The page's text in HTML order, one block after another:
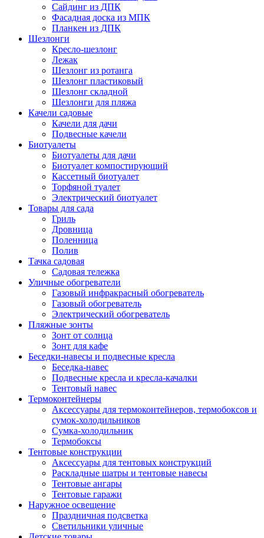
Сайдинг из ДПК
Фасадная доска из МПК
Планкен из ДПК
Шезлонги
Кресло-шезлонг
Лежак
Шезлонг из ротанга
Шезлонг пластиковый
Шезлонг складной
Шезлонги для пляжа
Качели садовые
Качели для дачи
Подвесные качели
Биотуалеты
Биотуалеты для дачи
Биотуалет компостирующий
Кассетный биотуалет
Торфяной туалет
Электрический биотуалет
Товары для сада
Гриль
Дровница
Поленница
Полив
Тачка садовая
Садовая тележка
Уличные обогреватели
Газовый инфракрасный обогреватель
Газовый обогреватель
Электрический обогреватель
Пляжные зонты
Зонт от солнца
Зонт для кафе
Беседки-навесы и подвесные кресла
Беседка-навес
Подвесные кресла и кресла-качалки
Тентовый навес
Термоконтейнеры
Аксессуары для термоконтейнеров, термобоксов и
сумок-холодильников
Сумка-холодильник
Термобоксы
Тентовые конструкции
Аксессуары для тентовых конструкций
Раскладные шатры и тентовые навесы
Тентовые ангары
Тентовые гаражи
Наружное освещение
Праздничная подсветка
Светильники уличные